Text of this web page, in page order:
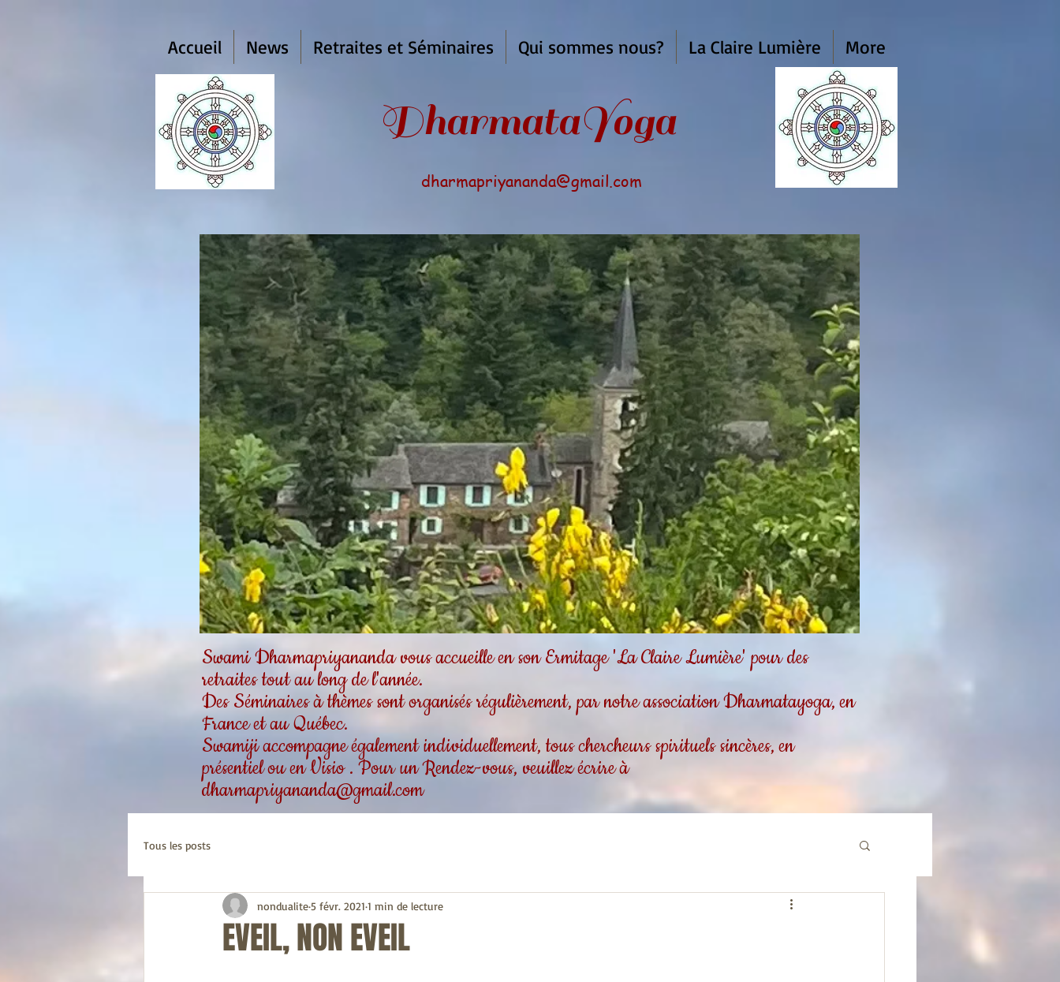
Accueil News Retraites et Séminaires Qui sommes nous? La Claire Lumière More
DharmataYoga
dharmapriyananda@gmail.com
Swami Dharmapriyananda vous accueille en son Ermitage 'La Claire Lumière' pour des
retraites tout au long de l'année.
Des Séminaires à thèmes sont organisés régulièrement, par notre association Dharmatayoga, en
France et au Québec.
Swamiji accompagne également individuellement, tous chercheurs spirituels sincères, en
présentiel ou en Visio . Pour un Rendez-vous, veuillez écrire à
dharmapriyananda@gmail.com
Tous les posts
EVEIL, NON EVEIL
nondualite5 févr. 2021 1 min de lecture